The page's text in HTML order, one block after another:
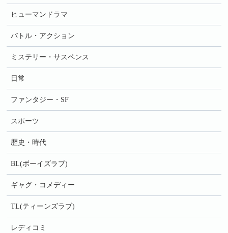
ヒューマンドラマ
バトル・アクション
ミステリー・サスペンス
日常
ファンタジー・SF
スポーツ
歴史・時代
BL(ボーイズラブ)
ギャグ・コメディー
TL(ティーンズラブ)
レディコミ